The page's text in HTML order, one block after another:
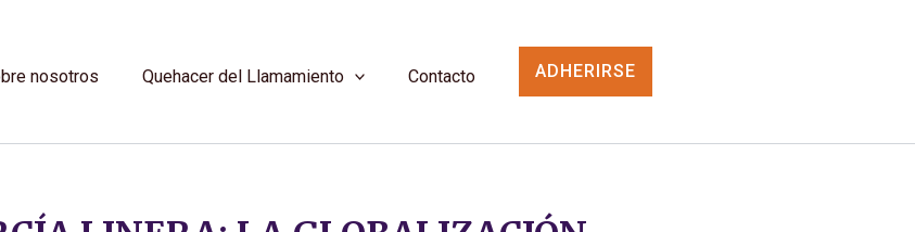
nosotros Quehacer del Llamamiento Contacto ADHERIRSE